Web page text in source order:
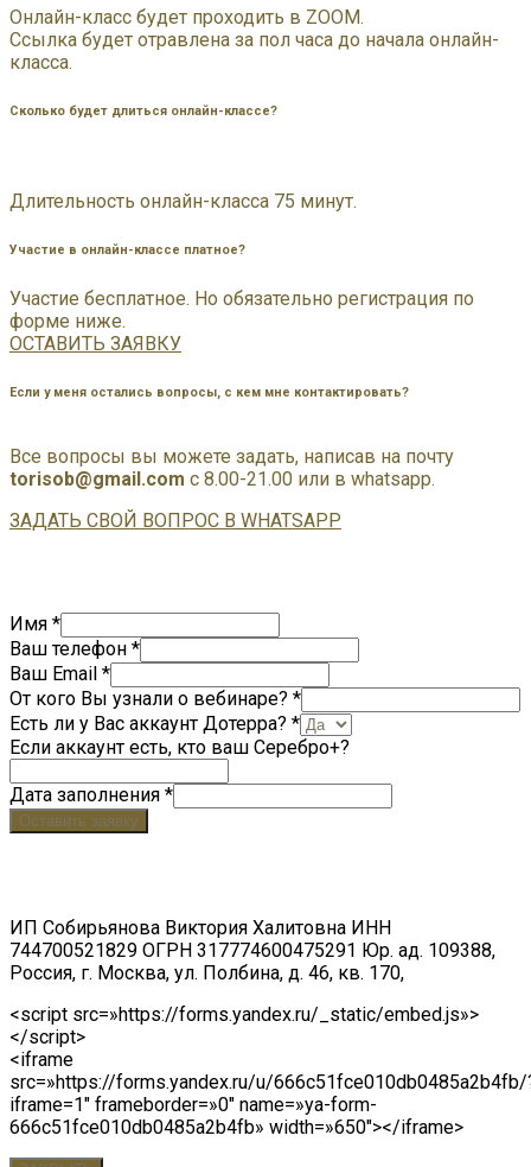
Онлайн-класс будет проходить в ZOOM.
Ссылка будет отравлена за пол часа до начала онлайн-
класса.
Сколько будет длиться онлайн-классе?
Длительность онлайн-класса 75 минут.
Участие в онлайн-классе платное?
Участие бесплатное. Но обязательно регистрация по
форме ниже.
ОСТАВИТЬ ЗАЯВКУ
Если у меня остались вопросы, с кем мне контактировать?
Все вопросы вы можете задать, написав на почту
torisob@gmail.com с 8.00-21.00 или в whatsapp.
ЗАДАТЬ СВОЙ ВОПРОС В WHATSAPP
Имя *
Ваш телефон *
Ваш Email *
От кого Вы узнали о вебинаре? *
Есть ли у Вас аккаунт Дотерра? *
Если аккаунт есть, кто ваш Серебро+?
Дата заполнения *
Оставить заявку
ИП Собирьянова Виктория Халитовна ИНН
744700521829 ОГРН 317774600475291 Юр. ад. 109388,
Россия, г. Москва, ул. Полбина, д. 46, кв. 170,
<script src=»https://forms.yandex.ru/_static/embed.js»>
</script>
<iframe
src=»https://forms.yandex.ru/u/666c51fce010db0485a2b4fb/
iframe=1″ frameborder=»0″ name=»ya-form-
666c51fce010db0485a2b4fb» width=»650″></iframe>